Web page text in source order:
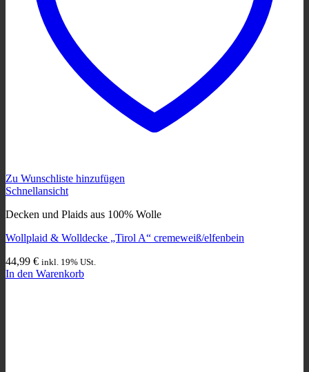
Zu Wunschliste hinzufügen
Schnellansicht
Decken und Plaids aus 100% Wolle
Wollplaid & Wolldecke „Tirol A“ cremeweiß/elfenbein
44,99 € inkl. 19% USt.
In den Warenkorb